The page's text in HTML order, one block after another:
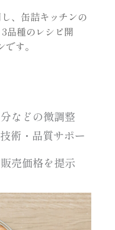
、缶詰キッチンの
品種のレシピ開
す。
などの微調整
術・品質サポー
売価格を提示